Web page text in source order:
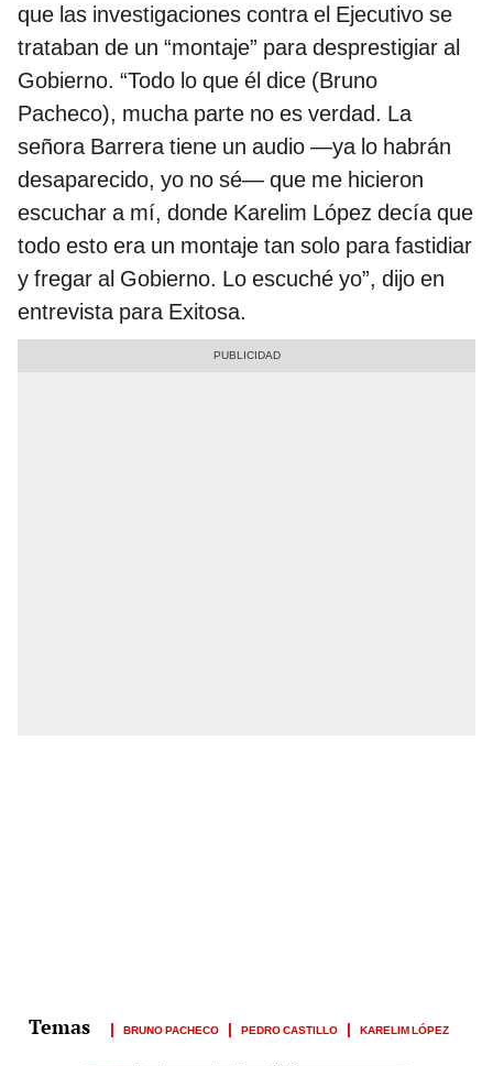
que las investigaciones contra el Ejecutivo se
trataban de un “montaje” para desprestigiar al
Gobierno. “Todo lo que él dice (Bruno
Pacheco), mucha parte no es verdad. La
señora Barrera tiene un audio —ya lo habrán
desaparecido, yo no sé— que me hicieron
escuchar a mí, donde Karelim López decía que
todo esto era un montaje tan solo para fastidiar
y fregar al Gobierno. Lo escuché yo”, dijo en
entrevista para Exitosa.
BRUNO PACHECO PEDRO CASTILLO KARELIM LÓPEZ